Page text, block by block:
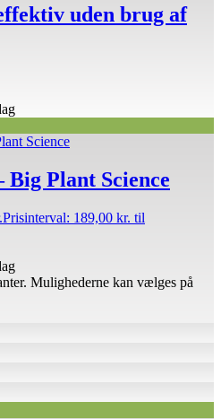
uden brug af
Plant Science
Prisinterval: 189,00 kr. til
Mulighederne kan vælges på